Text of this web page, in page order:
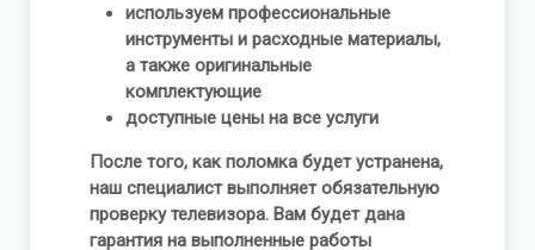
используем профессиональные
инструменты и расходные материалы,
а также оригинальные
комплектующие
доступные цены на все услуги
После того, как поломка будет устранена,
наш специалист выполняет обязательную
проверку телевизора. Вам будет дана
гарантия на выполненные работы